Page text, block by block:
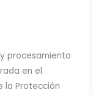
procesamiento
en el
la Protección